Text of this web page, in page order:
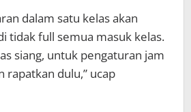
dalam satu kelas akan
tidak full semua masuk kelas.
siang, untuk pengaturan jam
rapatkan dulu,” ucap